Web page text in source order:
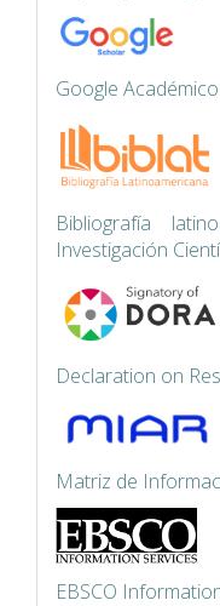
Google Académico
Bibliografía
Investigación
Declaration on
Matriz de
EBSCO